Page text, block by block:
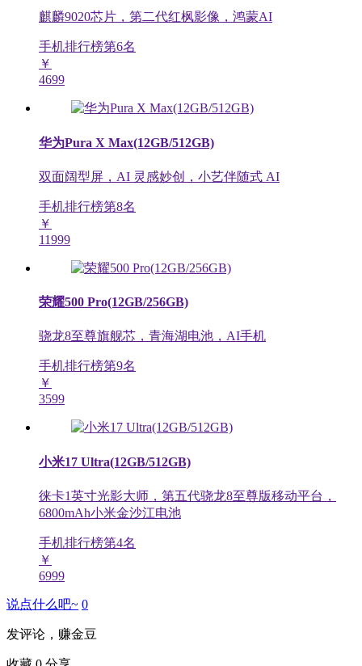
麒麟9020芯片，第二代红枫影像，鸿蒙AI
手机排行榜第6名
￥
4699
华为Pura X Max(12GB/512GB)
双面阔型屏，AI 灵感妙创，小艺伴随式 AI
手机排行榜第8名
￥
11999
荣耀500 Pro(12GB/256GB)
骁龙8至尊旗舰芯，青海湖电池，AI手机
手机排行榜第9名
￥
3599
小米17 Ultra(12GB/512GB)
徕卡1英寸光影大师，第五代骁龙8至尊版移动平台，
6800mAh小米金沙江电池
手机排行榜第4名
￥
6999
说点什么吧~ 0
发评论，赚金豆